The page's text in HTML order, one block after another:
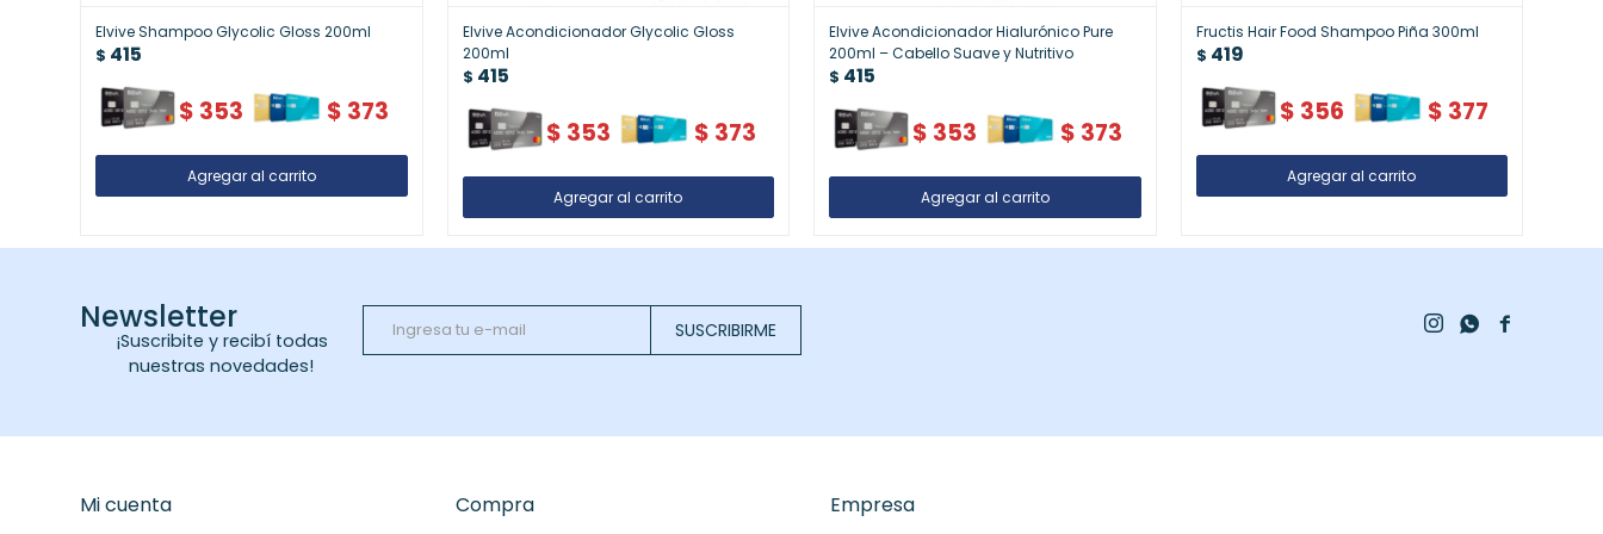
Elvive Shampoo Glycolic Gloss 200ml
$ 415
$ 353 $ 373
Elvive Acondicionador Glycolic Gloss
200ml
$ 415
$ 353 $ 373
Elvive Acondicionador Hialurónico Pure
200ml – Cabello Suave y Nutritivo
$ 415
$ 353 $ 373
Fructis Hair Food Shampoo Piña 300ml
$ 419
$ 356 $ 377
Newsletter
¡Suscribite y recibí todas
nuestras novedades!
SUSCRIBIRME 
 
Mi cuenta Compra Empresa